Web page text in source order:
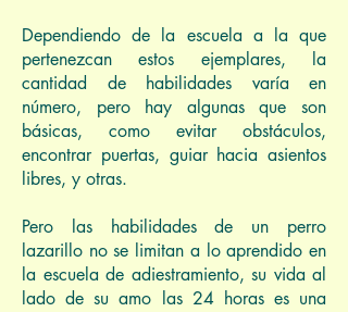
Dependiendo de la escuela a la que
pertenezcan estos ejemplares, la
cantidad de habilidades varía en
número, pero hay algunas que son
básicas, como evitar obstáculos,
encontrar puertas, guiar hacia asientos
libres, y otras.
Pero las habilidades de un perro
lazarillo no se limitan a lo aprendido en
la escuela de adiestramiento, su vida al
lado de su amo las 24 horas es una